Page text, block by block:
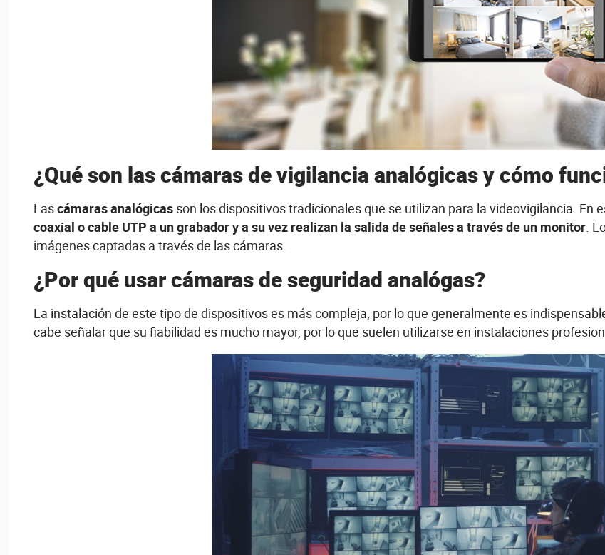
¿Qué son las cámaras de vigilancia analógicas y cómo
Lascámaras analógicas son los dispositivos tradicionales que se utilizan para la videovigilancia. En
coaxial o cable UTP a un grabador y a su vez realizan la salida de señales a través de un monitor.
imágenes captadas a través de las cámaras.
¿Por qué usar cámaras de seguridad analógas?
La instalación de este tipo de dispositivos es más compleja, por lo que generalmente es
cabe señalar que su fiabilidad es mucho mayor, por lo que suelen utilizarse en instalaciones